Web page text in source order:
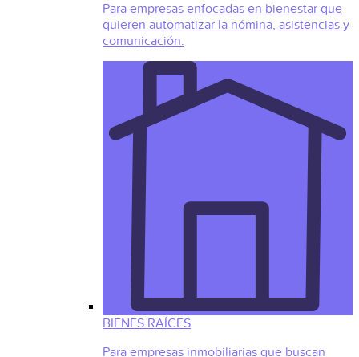
Para empresas enfocadas en bienestar que
quieren automatizar la nómina, asistencias y
comunicación.
BIENES RAÍCES
Para empresas inmobiliarias que buscan